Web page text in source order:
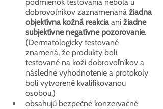
dobrovoľníkov zaznamenaná žiadna
objektívna kožná reakcia ani žiadne
subjektívne negatívne pozorovanie.
(Dermatologicky testované
znamená, že produkty boli
testované na koži dobrovoľníkov a
následné vyhodnotenie a protokoly
boli vytvorené kvalifikovanou
osobou.)
obsahujú bezpečné konzervačné